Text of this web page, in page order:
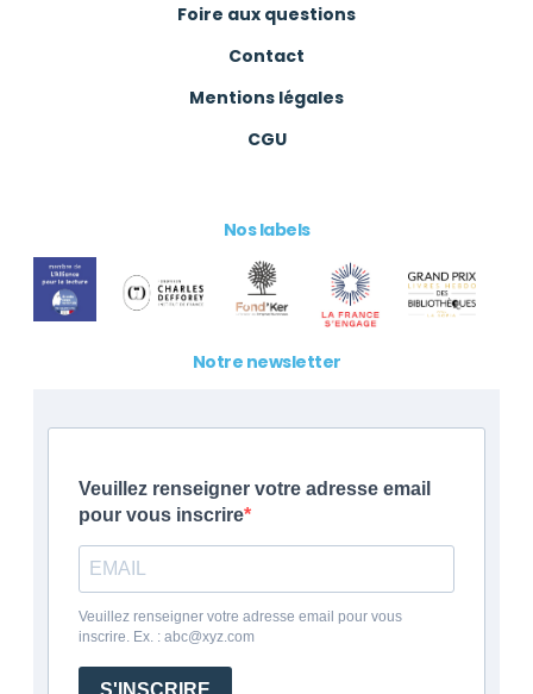
Foire aux questions
Contact
Mentions légales
CGU
Nos labels
Notre newsletter
Veuillez renseigner votre adresse email
pour vous inscrire
Veuillez renseigner votre adresse email pour vous
inscrire. Ex. : abc@xyz.com